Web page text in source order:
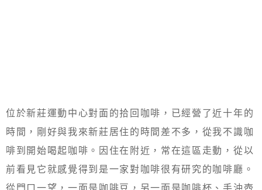
位於新莊運動中心對面的拾回咖啡，已經營了近十年的
時間，剛好與我來新莊居住的時間差不多，從我不識咖
啡到開始喝起咖啡。因住在附近，常在這區走動，從以
前看見它就感覺得到是一家對咖啡很有研究的咖啡廳。
從門口一望，一面是咖啡豆，另一面是咖啡杯、手沖壺